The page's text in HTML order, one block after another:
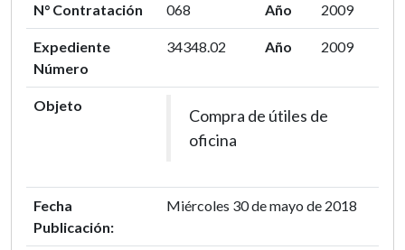
N° Contratación 068 Año 2009
Expediente
Número
34348.02 Año 2009
Objeto
Compra de útiles de
oficina
Fecha
Publicación:
Miércoles 30 de mayo de 2018